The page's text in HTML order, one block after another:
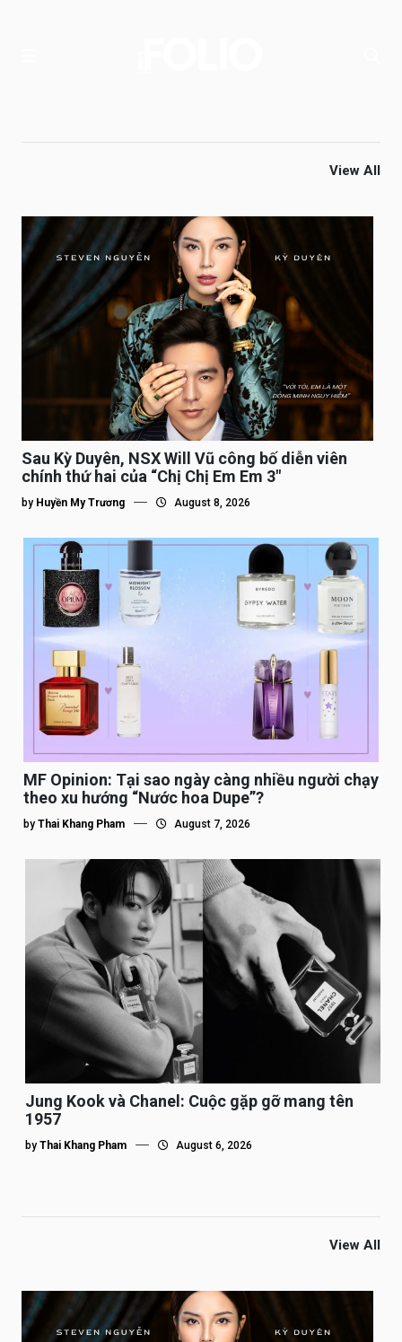
View All
Sau Kỳ Duyên, NSX Will Vũ công bố diễn viên
chính thứ hai của “Chị Chị Em Em 3″
by Huyền My Trương August 8, 2026
MF Opinion: Tại sao ngày càng nhiều người chạy
theo xu hướng “Nước hoa Dupe”?
by Thai Khang Pham August 7, 2026
Jung Kook và Chanel: Cuộc gặp gỡ mang tên
1957
by Thai Khang Pham August 6, 2026
View All